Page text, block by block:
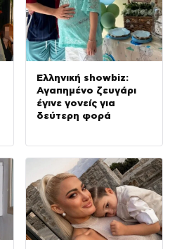
Ελληνική showbiz:
Αγαπημένο ζευγάρι
έγινε γονείς για
δεύτερη φορά